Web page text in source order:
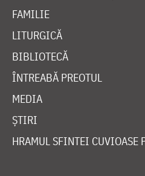
FAMILIE
LITURGICĂ
BIBLIOTECĂ
ÎNTREABĂ PREOTUL
MEDIA
ȘTIRI
HRAMUL SFINTEI CUVIOASE